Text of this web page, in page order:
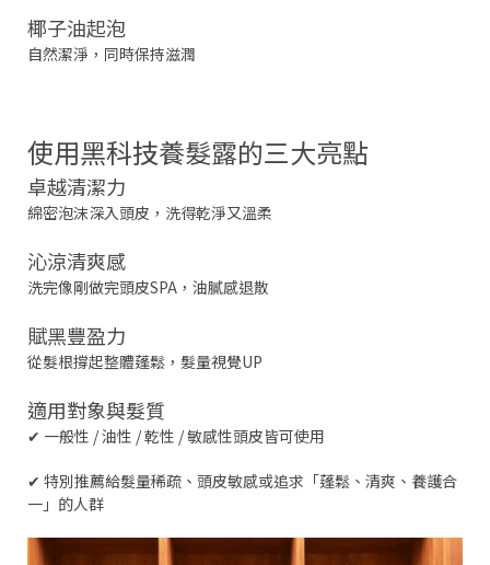
椰子油起泡
自然潔淨，同時保持滋潤
使用黑科技養髮露的三大亮點
卓越清潔力
綿密泡沫深入頭皮，洗得乾淨又溫柔
沁涼清爽感
洗完像剛做完頭皮SPA，油膩感退散
賦黑豐盈力
從髮根撐起整體蓬鬆，髮量視覺UP
適用對象與髮質
✔ 一般性 / 油性 / 乾性 / 敏感性頭皮皆可使用
✔ 特別推薦給髮量稀疏、頭皮敏感或追求「蓬鬆、清爽、養護合
一」的人群